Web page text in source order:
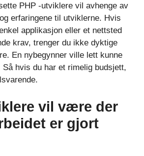
PHP -utviklere vil avhenge av
erfaringene til utviklerne. Hvis
applikasjon eller et nettsted
krav, trenger du ikke dyktige
En nybegynner ville lett kunne
Så hvis du har et rimelig budsjett,
vil være der
er gjort